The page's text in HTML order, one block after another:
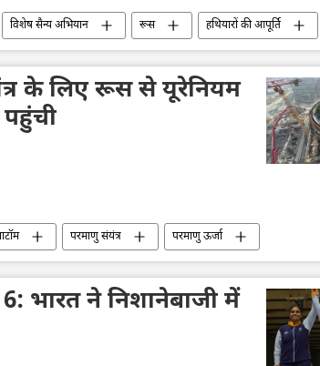
विशेष सैन्य अभियान रूस
हथियारों की आपूर्ति
सहायता सैनिक सहायता
यूक्रेन का जवाबी हमला
के लिए रूस से यूरेनियम
परमाणु संयंत्र
परमाणु ऊर्जा
तकनीकी विकास रूस का विकास
बांग्लादेश
संकट रूपपुर परमाणु ऊर्जा परियोजना
भारत ने निशानेबाजी में